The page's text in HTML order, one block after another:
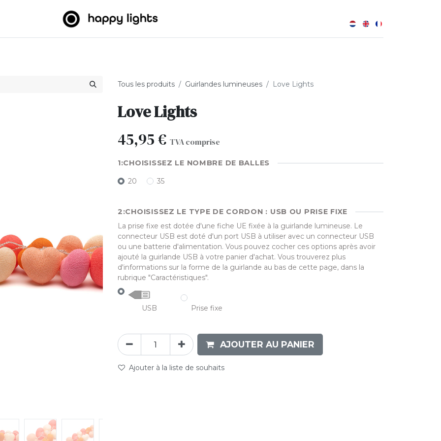
Tous les produits Guirlandes lumineuses Love Lights
Love Lights
45,95€ TVA comprise
CHOISISSEZ LE NOMBRE DE BALLES
20 35
CHOISISSEZ LE TYPE DE CORDON : USB OU PRISE FIXE
La prise fixe est dotée d'une fiche UE fixée à la guirlande lumineuse. Le
connecteur USB est doté d'un port USB à utiliser avec un connecteur USB
ou une batterie d'alimentation. Vous pouvez cocher ces options après avoir
ajouté la guirlande USB à votre panier d'achat. Vous trouverez plus
d'informations sur la forme de la guirlande au bas de cette page, dans la
rubrique "Caractéristiques".
USB Prise fixe
AJOUTER AU PANIER
Ajouter à la liste de souhaits